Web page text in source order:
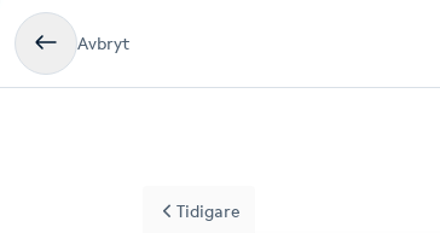
Avbryt
Tidigare